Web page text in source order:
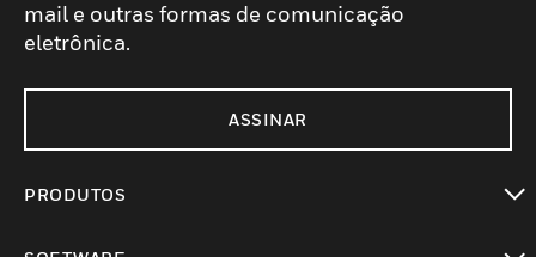
mail e outras formas de comunicação
eletrônica.
ASSINAR
PRODUTOS